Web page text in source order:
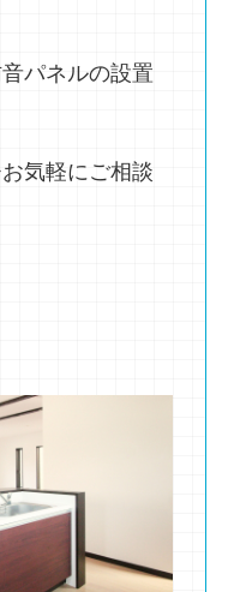
パネルの設置
気軽にご相談